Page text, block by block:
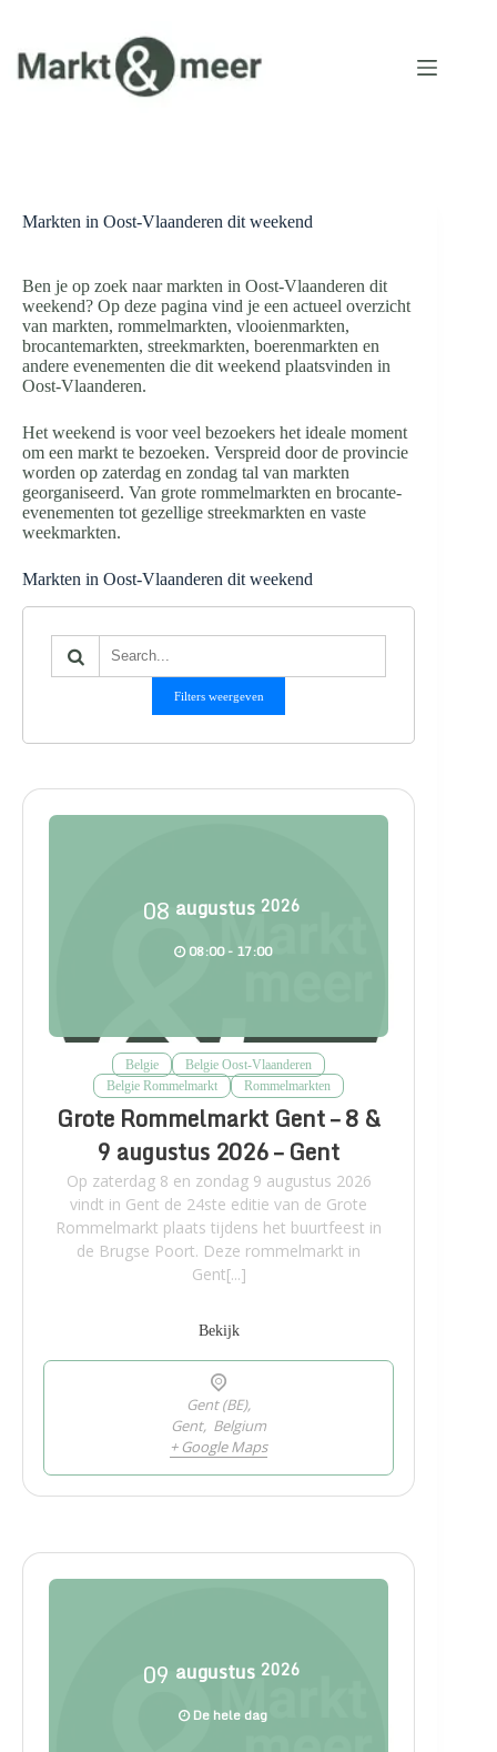
de
inhoud
Markten in Oost-Vlaanderen dit weekend
Ben je op zoek naar markten in Oost-Vlaanderen dit
weekend? Op deze pagina vind je een actueel overzicht
van markten, rommelmarkten, vlooienmarkten,
brocantemarkten, streekmarkten, boerenmarkten en
andere evenementen die dit weekend plaatsvinden in
Oost-Vlaanderen.
Het weekend is voor veel bezoekers het ideale moment
om een markt te bezoeken. Verspreid door de provincie
worden op zaterdag en zondag tal van markten
georganiseerd. Van grote rommelmarkten en brocante-
evenementen tot gezellige streekmarkten en vaste
weekmarkten.
Markten in Oost-Vlaanderen dit weekend
Filters weergeven
08 augustus 2026
08:00 - 17:00
Belgie
Belgie Oost-Vlaanderen
Belgie Rommelmarkt
Rommelmarkten
Grote Rommelmarkt Gent – 8 &
9 augustus 2026 – Gent
Op zaterdag 8 en zondag 9 augustus 2026
vindt in Gent de 24ste editie van de Grote
Rommelmarkt plaats tijdens het buurtfeest in
de Brugse Poort. Deze rommelmarkt in
Gent[...]
Bekijk
Gent (BE),
Gent, Belgium
+ Google Maps
09 augustus 2026
De hele dag